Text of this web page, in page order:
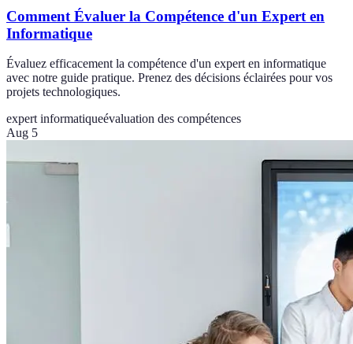
Comment Évaluer la Compétence d'un Expert en
Informatique
Évaluez efficacement la compétence d'un expert en informatique
avec notre guide pratique. Prenez des décisions éclairées pour vos
projets technologiques.
expert informatiqueévaluation des compétences
Aug 5